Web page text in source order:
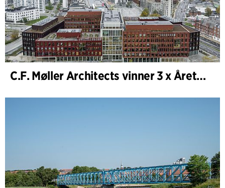
C.F. Møller Architects vinner 3 x Årets Byggnad 2025